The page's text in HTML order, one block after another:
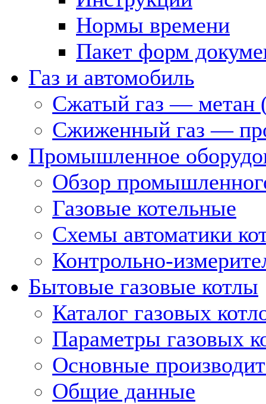
Нормы времени
Пакет форм
Газ и автомобиль
Сжатый газ — метан
Сжиженный газ —
Промышленное
Обзор
Газовые котельные
Схемы автоматики
Контрольно-
Бытовые газовые котлы
Каталог газовых
Параметры газовых
Основные
Общие данные